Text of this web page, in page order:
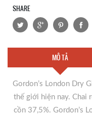
SHARE
MÔ TẢ
Gordon’s London Dry
thế giới hiện nay. Chai
cồn 37,5%. Gordon’s